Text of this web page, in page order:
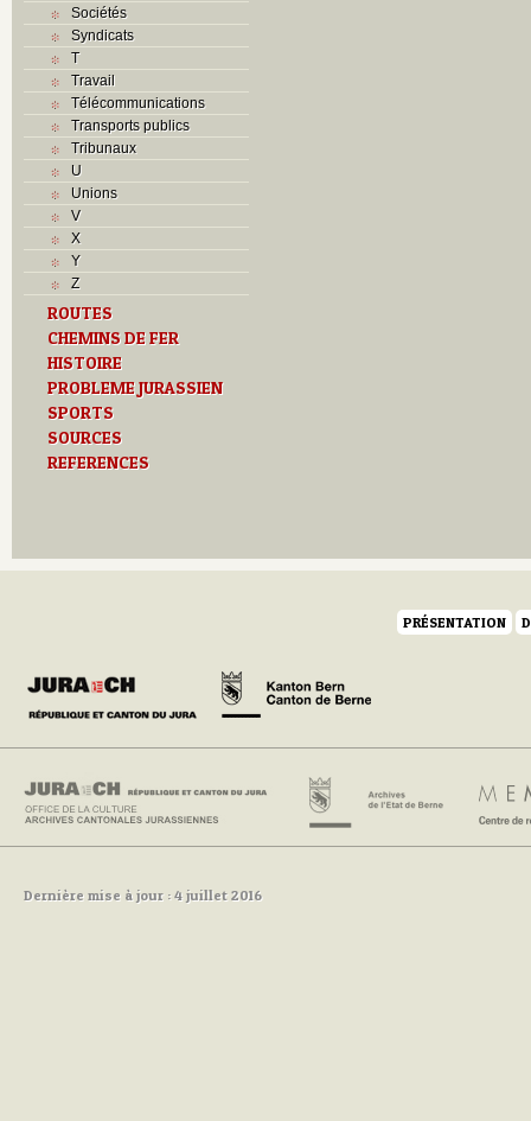
Sociétés
Syndicats
T
Travail
Télécommunications
Transports publics
Tribunaux
U
Unions
V
X
Y
Z
ROUTES
CHEMINS DE FER
HISTOIRE
PROBLEME JURASSIEN
SPORTS
SOURCES
REFERENCES
PRÉSENTATION
Dernière mise à jour : 4 juillet 2016